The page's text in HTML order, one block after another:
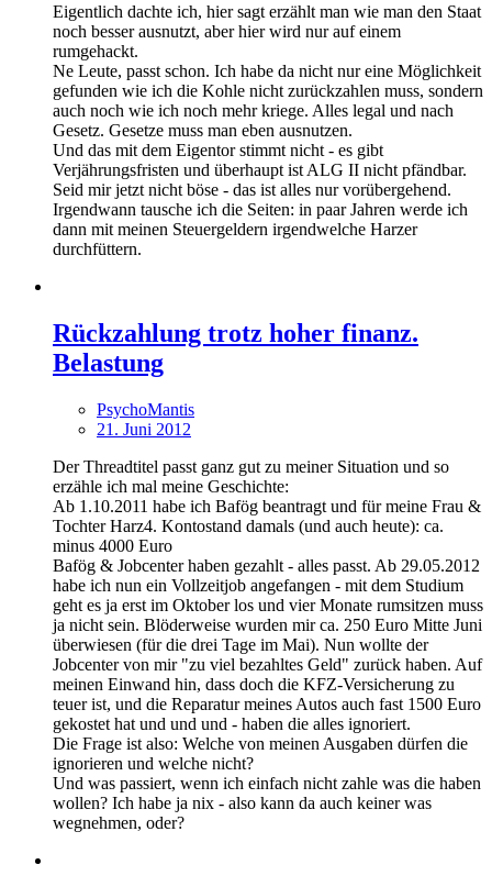
Eigentlich dachte ich, hier sagt erzählt man wie man den Staat
noch besser ausnutzt, aber hier wird nur auf einem
rumgehackt.
Ne Leute, passt schon. Ich habe da nicht nur eine Möglichkeit
gefunden wie ich die Kohle nicht zurückzahlen muss, sondern
auch noch wie ich noch mehr kriege. Alles legal und nach
Gesetz. Gesetze muss man eben ausnutzen.
Und das mit dem Eigentor stimmt nicht - es gibt
Verjährungsfristen und überhaupt ist ALG II nicht pfändbar.
Seid mir jetzt nicht böse - das ist alles nur vorübergehend.
Irgendwann tausche ich die Seiten: in paar Jahren werde ich
dann mit meinen Steuergeldern irgendwelche Harzer
durchfüttern.
Rückzahlung trotz hoher finanz.
Belastung
PsychoMantis
21. Juni 2012
Der Threadtitel passt ganz gut zu meiner Situation und so
erzähle ich mal meine Geschichte:
Ab 1.10.2011 habe ich Bafög beantragt und für meine Frau &
Tochter Harz4. Kontostand damals (und auch heute): ca.
minus 4000 Euro
Bafög & Jobcenter haben gezahlt - alles passt. Ab 29.05.2012
habe ich nun ein Vollzeitjob angefangen - mit dem Studium
geht es ja erst im Oktober los und vier Monate rumsitzen muss
ja nicht sein. Blöderweise wurden mir ca. 250 Euro Mitte Juni
überwiesen (für die drei Tage im Mai). Nun wollte der
Jobcenter von mir "zu viel bezahltes Geld" zurück haben. Auf
meinen Einwand hin, dass doch die KFZ-Versicherung zu
teuer ist, und die Reparatur meines Autos auch fast 1500 Euro
gekostet hat und und und - haben die alles ignoriert.
Die Frage ist also: Welche von meinen Ausgaben dürfen die
ignorieren und welche nicht?
Und was passiert, wenn ich einfach nicht zahle was die haben
wollen? Ich habe ja nix - also kann da auch keiner was
wegnehmen, oder?